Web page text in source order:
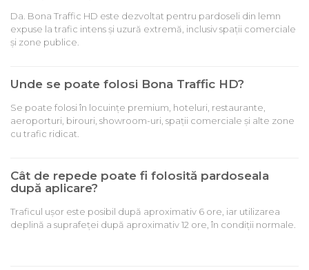
Da. Bona Traffic HD este dezvoltat pentru pardoseli din lemn
expuse la trafic intens și uzură extremă, inclusiv spații comerciale
și zone publice.
Unde se poate folosi Bona Traffic HD?
Se poate folosi în locuințe premium, hoteluri, restaurante,
aeroporturi, birouri, showroom-uri, spații comerciale și alte zone
cu trafic ridicat.
Cât de repede poate fi folosită pardoseala
după aplicare?
Traficul ușor este posibil după aproximativ 6 ore, iar utilizarea
deplină a suprafeței după aproximativ 12 ore, în condiții normale.